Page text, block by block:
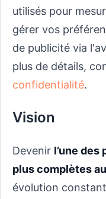
utilisés pour
gérer vos
de publicité via
plus de détails,
confidentialité.
Vision
Devenir l’une
plus complètes
évolution